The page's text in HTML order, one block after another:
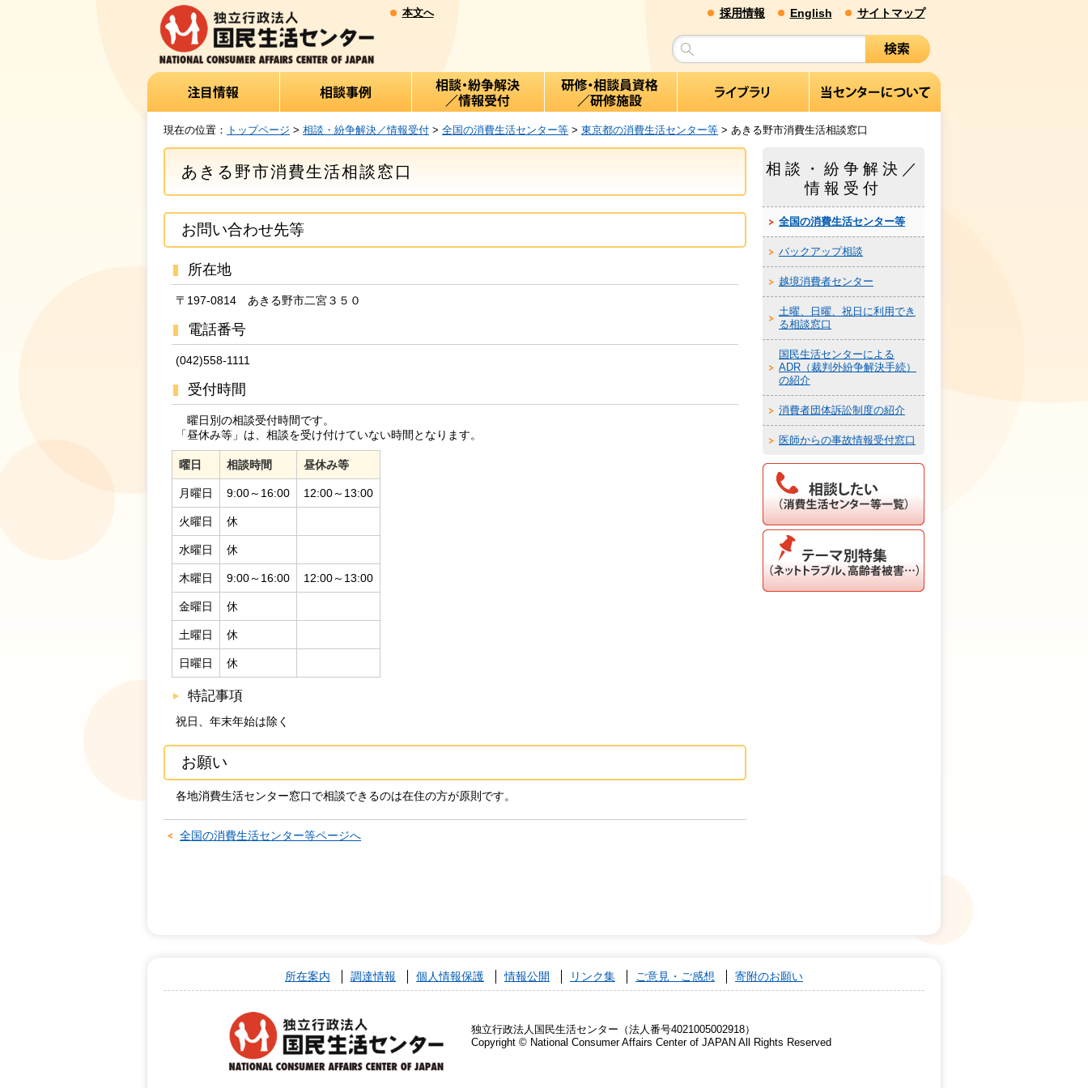
本文へ 採用情報 English サイトマップ
現在の位置： トップページ > 相談・紛争解決／情報受付 > 全国の消費生活センター等 > 東京都の消費生活センター等 > あきる野市消費生活相談窓口
あきる野市消費生活相談窓口
お問い合わせ先等
所在地
〒197-0814 あきる野市二宮３５０
電話番号
(042)558-1111
受付時間
曜日別の相談受付時間です。
「昼休み等」は、相談を受け付けていない時間となります。
曜日 相談時間 昼休み等
土曜日 休
日曜日 休
月曜日 9:00～16:00 12:00～13:00
火曜日 休
水曜日 休
木曜日 9:00～16:00 12:00～13:00
金曜日 休
特記事項
祝日、年末年始は除く
お願い
各地消費生活センター窓口で相談できるのは在住の方が原則です。
全国の消費生活センター等ページへ
相談・紛争解決／
情報受付
全国の消費生活センター等
バックアップ相談
越境消費者センター
土曜、日曜、祝日に利用でき
る相談窓口
国民生活センターによる
ADR（裁判外紛争解決手続）
の紹介
消費者団体訴訟制度の紹介
医師からの事故情報受付窓口
所在案内 調達情報 個人情報保護 情報公開 リンク集 ご意見・ご感想 寄附のお願い
独立行政法人国民生活センター（法人番号4021005002918）
Copyright © National Consumer Affairs Center of JAPAN All Rights Reserved